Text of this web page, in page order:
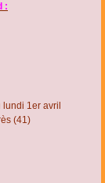
:
1er avril
(41)